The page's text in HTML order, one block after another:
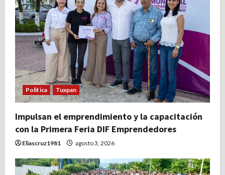
Politica Tuxpan
Impulsan el emprendimiento y la capacitación
con la Primera Feria DIF Emprendedores
Eliascruz1981 agosto 3, 2026